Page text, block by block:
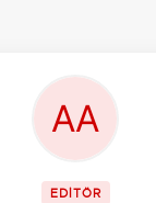
EDİTÖR